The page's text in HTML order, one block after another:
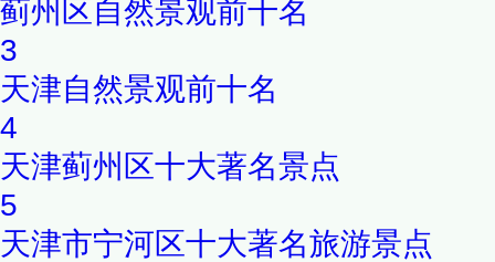
蓟州区自然景观前十名
3
天津自然景观前十名
4
天津蓟州区十大著名景点
5
天津市宁河区十大著名旅游景点